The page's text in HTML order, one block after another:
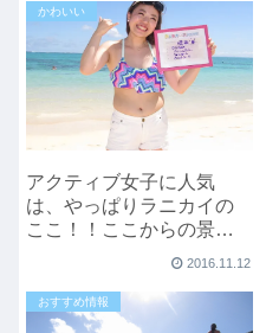
かわいい
アクティブ女子に人気
は、やっぱりラニカイの
ここ！！ここからの景色
は最高すぎです。
2016.11.12
おすすめ情報